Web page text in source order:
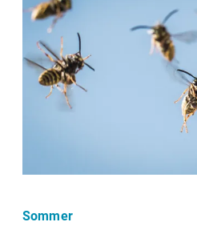
Sommer